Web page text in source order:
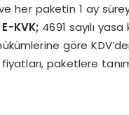
her paketin 1 ay
E-KVK; 4691 sayılı
göre
paketlere